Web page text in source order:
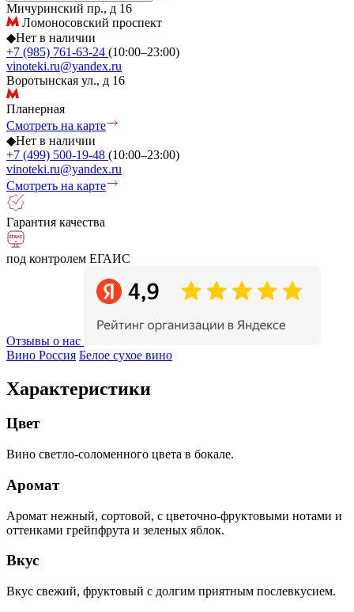
Мичуринский пр., д 16
Ломоносовский проспект
◆Нет в наличии
+7 (985) 761-63-24 (10:00–23:00)
vinoteki.ru@yandex.ru
Воротынская ул., д 16
Планерная
Смотреть на карте
◆Нет в наличии
+7 (499) 500-19-48 (10:00–23:00)
vinoteki.ru@yandex.ru
Смотреть на карте
Гарантия качества
под контролем ЕГАИС
Отзывы о нас
Вино Россия Белое сухое вино
Характеристики
Цвет
Вино светло-соломенного цвета в бокале.
Аромат
Аромат нежный, сортовой, с цветочно-фруктовыми нотами и
оттенками грейпфрута и зеленых яблок.
Вкус
Вкус свежий, фруктовый с долгим приятным послевкусием.